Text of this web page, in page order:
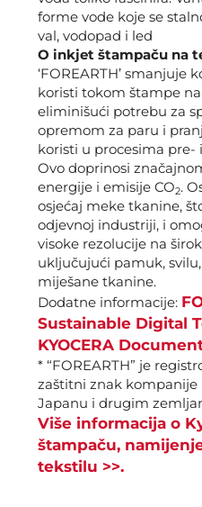
forme vode koje se
val, vodopad i led
O inkjet štampaču na
‘FOREARTH’ smanjuje
koristi tokom štampe
eliminišući potrebu za
opremom za paru i
koristi u procesima
Ovo doprinosi
energije i emisije CO2.
osjećaj meke tkanine,
odjevnoj industriji, i
visoke rezolucije na
uključujući pamuk,
miješane tkanine.
Dodatne informacije:
Sustainable Digital
KYOCERA
* “FOREARTH” je
zaštitni znak kompanije
Japanu i drugim
Više informacija o
štampaču,
tekstilu >>.